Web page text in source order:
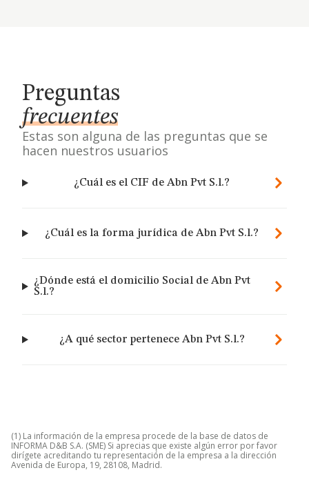
Preguntas
frecuentes
Estas son alguna de las preguntas que se
hacen nuestros usuarios
¿Cuál es el CIF de Abn Pvt S.l.?
¿Cuál es la forma jurídica de Abn Pvt S.l.?
¿Dónde está el domicilio Social de Abn Pvt
S.l.?
¿A qué sector pertenece Abn Pvt S.l.?
(1) La información de la empresa procede de la base de datos de
INFORMA D&B S.A. (SME) Si aprecias que existe algún error por favor
dirígete acreditando tu representación de la empresa a la dirección
Avenida de Europa, 19, 28108, Madrid.